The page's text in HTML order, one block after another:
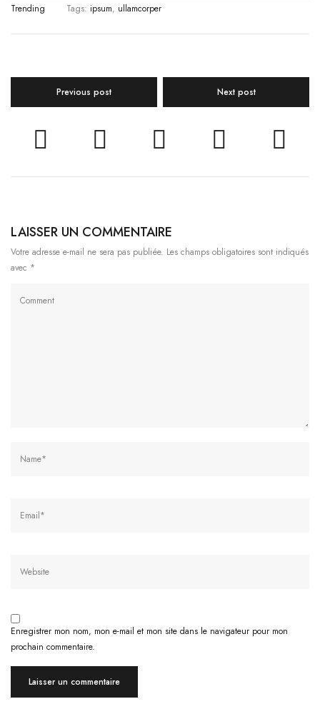
Trending
Tags: ipsum, ullamcorper
Previous post Next post
    
LAISSER UN COMMENTAIRE
Votre adresse e-mail ne sera pas publiée. Les champs obligatoires sont indiqués
avec *
Enregistrer mon nom, mon e-mail et mon site dans le navigateur pour mon
prochain commentaire.